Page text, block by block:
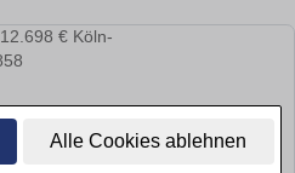
Alle Cookies ablehnen